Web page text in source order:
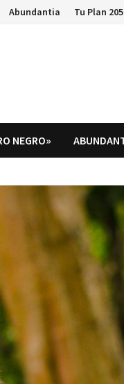
Abundantia Tu Plan
NEGRO»